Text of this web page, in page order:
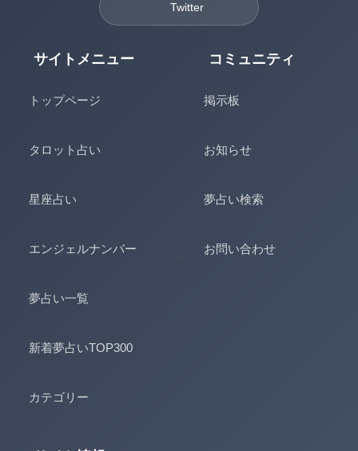
Twitter
サイトメニュー
トップページ
タロット占い
星座占い
エンジェルナンバー
夢占い一覧
新着夢占いTOP300
カテゴリー
コミュニティ
掲示板
お知らせ
夢占い検索
お問い合わせ